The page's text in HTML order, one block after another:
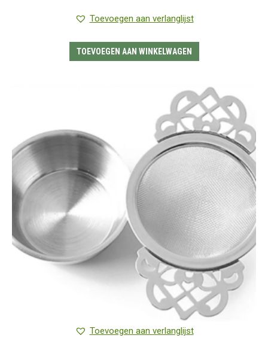
Toevoegen aan verlanglijst
TOEVOEGEN AAN WINKELWAGEN
Toevoegen aan verlanglijst